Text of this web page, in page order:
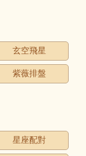
玄空飛星
紫薇排盤
星座配對